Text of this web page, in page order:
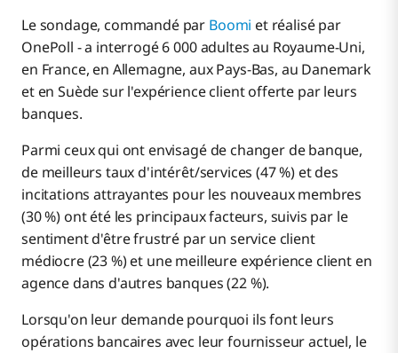
Le sondage, commandé par Boomi et réalisé par
OnePoll - a interrogé 6 000 adultes au Royaume-Uni,
en France, en Allemagne, aux Pays-Bas, au Danemark
et en Suède sur l'expérience client offerte par leurs
banques.
Parmi ceux qui ont envisagé de changer de banque,
de meilleurs taux d'intérêt/services (47 %) et des
incitations attrayantes pour les nouveaux membres
(30 %) ont été les principaux facteurs, suivis par le
sentiment d'être frustré par un service client
médiocre (23 %) et une meilleure expérience client en
agence dans d'autres banques (22 %).
Lorsqu'on leur demande pourquoi ils font leurs
opérations bancaires avec leur fournisseur actuel, le